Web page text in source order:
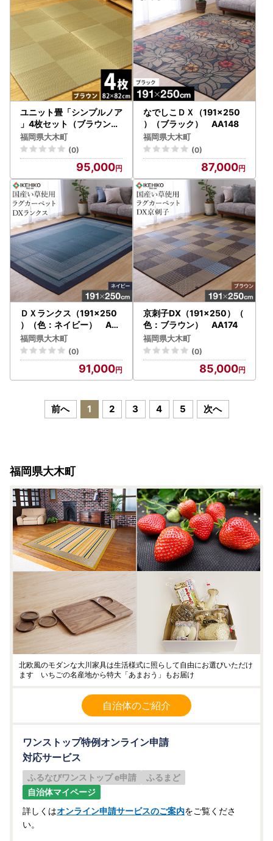
ユニット畳「シンプルノア
」4枚セット（ブラウン）
AA132
福岡県大木町
(0)
95,000
なでしこＤＸ（191×250
）（ブラック） AA148
福岡県大木町
(0)
87,000
ＤＸランクス（191×250
）（色：ネイビー） AA1
57
福岡県大木町
(0)
91,000
京刺子DX（191×250）（
色：ブラウン） AA174
福岡県大木町
(0)
85,000
前へ 1 2 3 4 5 次へ
福岡県大木町
北欧風のモダンな大川家具は生活様式に照らして自由にお選びいただけ
ます いちごの名産地から特大「あまおう」もお届け
自治体のご紹介
ワンストップ特例オンライン申請
対応サービス
ふるなびワンストップ e申請
ふるまど
自治体マイページ
詳しくはオンライン申請サービスのご案内をご覧くださ
い。